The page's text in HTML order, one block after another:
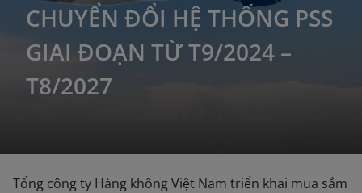
CHUYỂN ĐỔI HỆ THỐNG PSS
GIAI ĐOẠN TỪ T9/2024 –
T8/2027
Tổng công ty Hàng không Việt Nam triển khai mua sắm